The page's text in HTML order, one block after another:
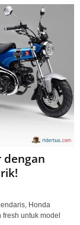
dengan
Honda
untuk model